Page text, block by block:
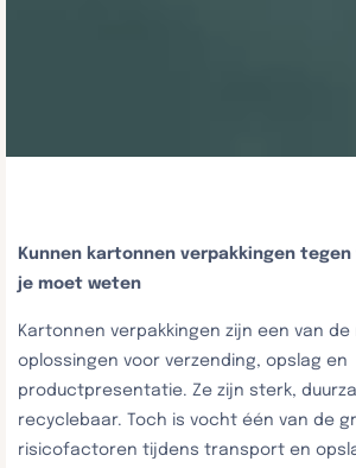
Kunnen kartonnen verpakkingen
je moet weten
Kartonnen verpakkingen zijn een van
oplossingen voor verzending, opslag en
productpresentatie. Ze zijn sterk,
recyclebaar. Toch is vocht één van de
risicofactoren tijdens transport en